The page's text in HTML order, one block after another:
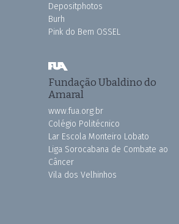
Depositphotos
Burh
Pink do Bem OSSEL
Fundação Ubaldino do
Amaral
www.fua.org.br
Colégio Politécnico
Lar Escola Monteiro Lobato
Liga Sorocabana de Combate ao
Câncer
Vila dos Velhinhos